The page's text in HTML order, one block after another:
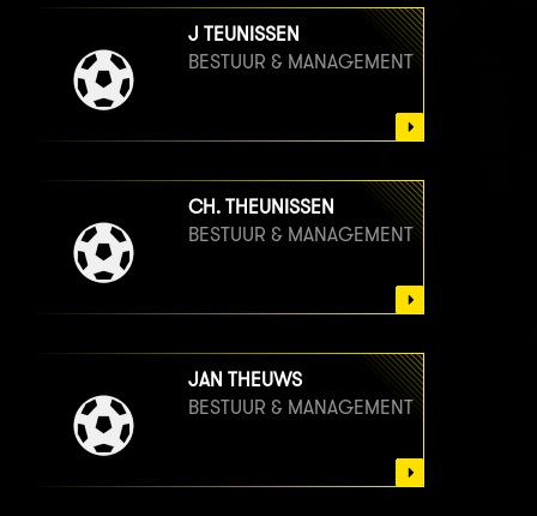
J TEUNISSEN
BESTUUR & MANAGEMENT
CH. THEUNISSEN
BESTUUR & MANAGEMENT
JAN THEUWS
BESTUUR & MANAGEMENT